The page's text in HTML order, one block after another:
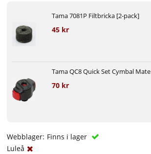
Tama 7081P Filtbricka [2-pack]
45 kr
Tama QC8 Quick Set Cymbal Mate
70 kr
Webblager: Finns i lager
Luleå